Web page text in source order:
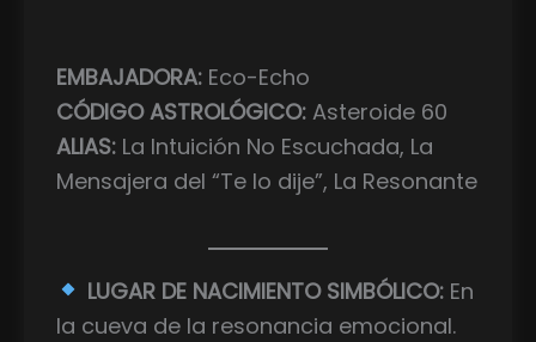
EMBAJADORA: Eco-Echo
CÓDIGO ASTROLÓGICO: Asteroide 60
ALIAS: La Intuición No Escuchada, La
Mensajera del “Te lo dije”, La Resonante
LUGAR DE NACIMIENTO SIMBÓLICO:En
la cueva de la resonancia emocional.